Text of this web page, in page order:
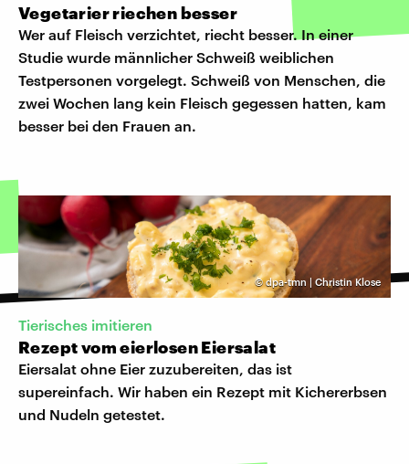
Vegetarier riechen besser
Wer auf Fleisch verzichtet, riecht besser. In einer
Studie wurde männlicher Schweiß weiblichen
Testpersonen vorgelegt. Schweiß von Menschen, die
zwei Wochen lang kein Fleisch gegessen hatten, kam
besser bei den Frauen an.
©dpa-tmn | Christin Klose
Tierisches imitieren
Rezept vom eierlosen Eiersalat
Eiersalat ohne Eier zuzubereiten, das ist
supereinfach. Wir haben ein Rezept mit Kichererbsen
und Nudeln getestet.